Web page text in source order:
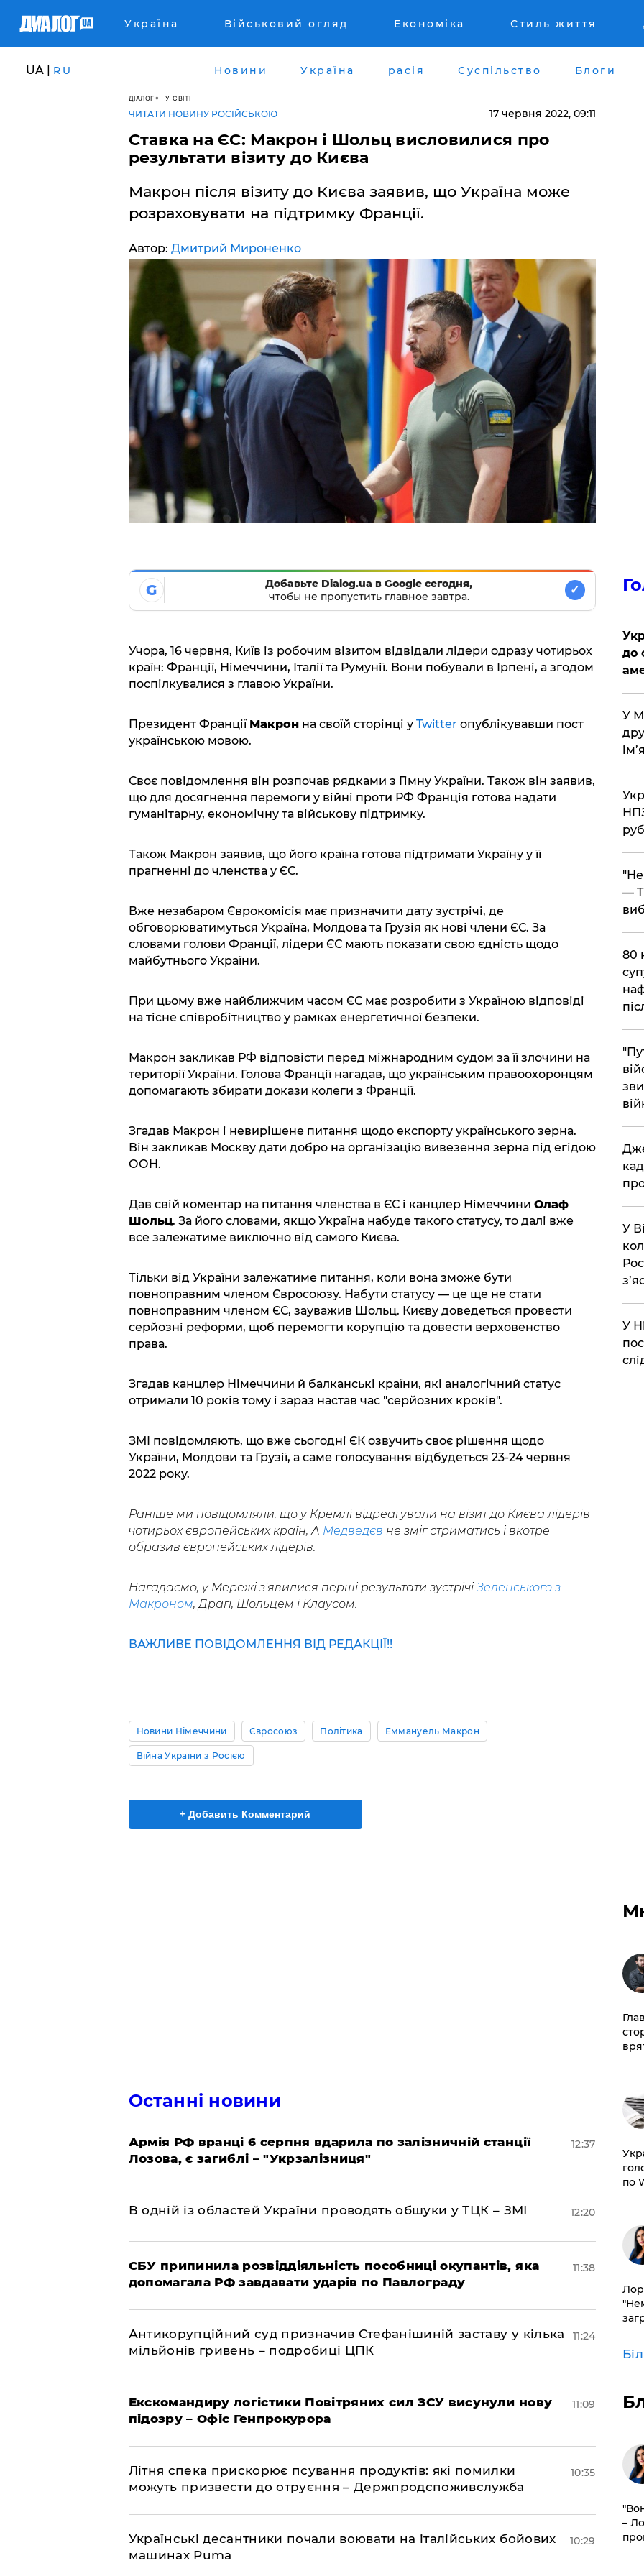
Україна Військовий огляд Економіка Стиль життя
UA | RU Новини Україна расія Суспільство Блоги
ДІАЛОГ У СВІТІ
ЧИТАТИ НОВИНУ РОСІЙСЬКОЮ 17 червня 2022, 09:11
Ставка на ЄС: Макрон і Шольц висловилися про
результати візиту до Києва
Макрон після візиту до Києва заявив, що Україна може
розраховувати на підтримку Франції.
Автор: Дмитрий Мироненко
G
Добавьте Dialog.ua в Google сегодня,
чтобы не пропустить главное завтра.
✓
Учора, 16 червня, Київ із робочим візитом відвідали лідери одразу чотирьох
країн: Франції, Німеччини, Італії та Румунії. Вони побували в Ірпені, а згодом
поспілкувалися з главою України.
Президент Франції Макронна своїй сторінці у Twitter опублікувавши пост
українською мовою.
Своє повідомлення він розпочав рядками з Гімну України. Також він заявив,
що для досягнення перемоги у війні проти РФ Франція готова надати
гуманітарну, економічну та військову підтримку.
Також Макрон заявив, що його країна готова підтримати Україну у її
прагненні до членства у ЄС.
Вже незабаром Єврокомісія має призначити дату зустрічі, де
обговорюватимуться Україна, Молдова та Грузія як нові члени ЄС. За
словами голови Франції, лідери ЄС мають показати свою єдність щодо
майбутнього України.
При цьому вже найближчим часом ЄС має розробити з Україною відповіді
на тісне співробітництво у рамках енергетичної безпеки.
Макрон закликав РФ відповісти перед міжнародним судом за її злочини на
території України. Голова Франції нагадав, що українським правоохоронцям
допомагають збирати докази колеги з Франції.
Згадав Макрон і невирішене питання щодо експорту українського зерна.
Він закликав Москву дати добро на організацію вивезення зерна під егідою
ООН.
Дав свій коментар на питання членства в ЄС і канцлер Німеччини Олаф
Шольц. За його словами, якщо Україна набуде такого статусу, то далі вже
все залежатиме виключно від самого Києва.
Тільки від України залежатиме питання, коли вона зможе бути
повноправним членом Євросоюзу. Набути статусу — це ще не стати
повноправним членом ЄС, зауважив Шольц. Києву доведеться провести
серйозні реформи, щоб перемогти корупцію та довести верховенство
права.
Згадав канцлер Німеччини й балканські країни, які аналогічний статус
отримали 10 років тому і зараз настав час "серйозних кроків".
ЗМІ повідомляють, що вже сьогодні ЄК озвучить своє рішення щодо
України, Молдови та Грузії, а саме голосування відбудеться 23-24 червня
2022 року.
Раніше ми повідомляли, що у Кремлі відреагували на візит до Києва лідерів
чотирьох європейських країн, А Медведєв не зміг стриматись і вкотре
образив європейських лідерів.
Нагадаємо, у Мережі з'явилися перші результати зустрічі Зеленського з
Макроном, Драгі, Шольцем і Клаусом.
ВАЖЛИВЕ ПОВІДОМЛЕННЯ ВІД РЕДАКЦІЇ!!
Новини Німеччини Євросоюз Політика Еммануель Макрон
Війна України з Росією
+ Добавить Комментарий
Останні новини
Армія РФ вранці 6 серпня вдарила по залізничній станції
Лозова, є загиблі – "Укрзалізниця"
12:37
В одній із областей України проводять обшуки у ТЦК – ЗМІ 12:20
СБУ припинила розвіддіяльність пособниці окупантів, яка
допомагала РФ завдавати ударів по Павлограду
11:38
Антикорупційний суд призначив Стефанішиній заставу у кілька
мільйонів гривень – подробиці ЦПК
11:24
Екскомандиру логістики Повітряних сил ЗСУ висунули нову
підозру – Офіс Генпрокурора
11:09
Літня спека прискорює псування продуктів: які помилки
можуть призвести до отруєння – Держпродспоживслужба
10:35
Українські десантники почали воювати на італійських бойових
машинах Puma
10:29
до
​У
ім’я
—
​80
​У
​У
по
–